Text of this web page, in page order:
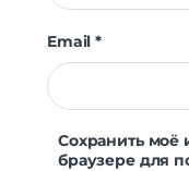
Email*
Сохранить моё
браузере для